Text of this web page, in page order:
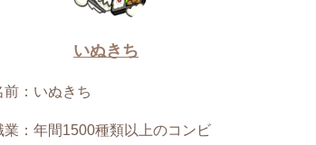
いぬきち
前：いぬきち
業：年間1500種類以上のコンビ